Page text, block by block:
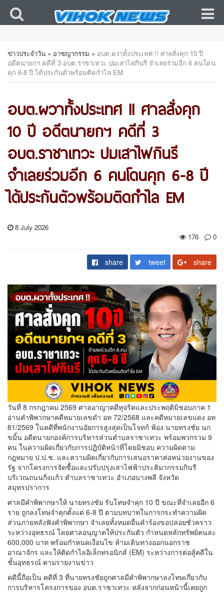
ข่าวประจำวัน » อาชญากรรม » อบต.ผวาทั้งประเทศ !! ศาลสั่งคุก 10 ปี
อดีตนายกฯ คดีที่ 3 อบต.ราชาเทวะ ปมเสาไฟกินรี จำเลยร่วมอีก 6 คนโดน
คุก 6-8 ปี ได้ประกันตัวพร้อมติดกำไล EM
อบต.ผวาทั้งประเทศ !! ศาลสั่งคุก
10 ปี อดีตนายกฯ คดีที่ 3
อบต.ราชาเทวะ ปมเสาไฟกินรี
จำเลยร่วมอีก 6 คนโดนคุก 6-8 ปี
ได้ประกันตัวพร้อมติดกำไล EM
8 July 2026
176
0
share tweet share
วันที่ 8 กรกฎาคม 2569 ศาลอาญาคดีทุจริตและประพฤติมิชอบภาค 1
อ่านคำพิพากษาคดีหมายเลขดำ อท 72/2568 และคดีหมายเลขแดง อท
81/2569 ในคดีที่พนักงานอัยการสูงสุดเป็นโจทก์ ฟ้อง นายทรงชัย นก
ขมิ้น อดีตนายกองค์การบริหารส่วนตำบลราชาเทวะ พร้อมพวกรวม 9
คน ในความผิดเกี่ยวกับการปฏิบัติหน้าที่โดยมิชอบ ความผิดตาม
กฎหมาย ป.ป.ช. และความผิดเกี่ยวกับการเสนอราคาต่อหน่วยงานของ
รัฐ จากโครงการจัดซื้อและปรับปรุงเสาไฟฟ้าประติมากรรมกินรี
บริเวณถนนกิ่งแก้ว ตำบลราชาเทวะ อำเภอบางพลี จังหวัด
สมุทรปราการ
ศาลมีคำพิพากษาให้ นายทรงชัย รับโทษจำคุก 10 ปี ขณะที่จำเลยอีก 6
ราย ถูกลงโทษจำคุกตั้งแต่ 6-8 ปี ตามบทบาทในการกระทำความผิด
ส่วนภายหลังฟังคำพิพากษา จำเลยทั้งหมดยื่นคำร้องขอปล่อยชั่วคราว
ระหว่างอุทธรณ์ โดยศาลอนุญาตให้ประกันตัว กำหนดหลักทรัพย์คนละ
600,000 บาท พร้อมกำหนดเงื่อนไข ห้ามเดินทางออกนอกราช
อาณาจักร และให้ติดกำไลอิเล็กทรอนิกส์ (EM) ระหว่างการต่อสู้คดีใน
ชั้นอุทธรณ์ ตามรายงานข่าว
คดีนี้ถือเป็น คดีที่ 3 ที่นายทรงชัยถูกศาลมีคำพิพากษาลงโทษเกี่ยวกับ
การบริหารโครงการของ อบต.ราชาเทวะ หลังจากก่อนหน้านี้เคยถูก